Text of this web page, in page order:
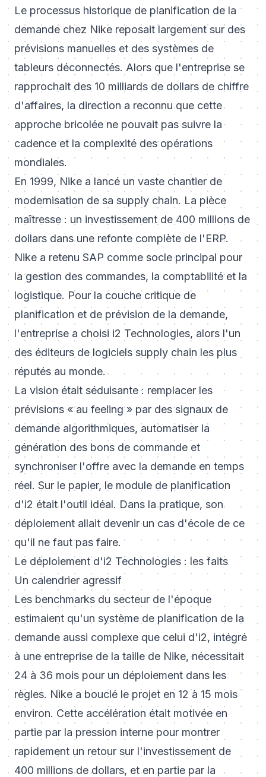
Le processus historique de planification de la
demande chez Nike reposait largement sur des
prévisions manuelles et des systèmes de
tableurs déconnectés. Alors que l'entreprise se
rapprochait des 10 milliards de dollars de chiffre
d'affaires, la direction a reconnu que cette
approche bricolée ne pouvait pas suivre la
cadence et la complexité des opérations
mondiales.
En 1999, Nike a lancé un vaste chantier de
modernisation de sa supply chain. La pièce
maîtresse : un investissement de 400 millions de
dollars dans une refonte complète de l'ERP.
Nike a retenu SAP comme socle principal pour
la gestion des commandes, la comptabilité et la
logistique. Pour la couche critique de
planification et de prévision de la demande,
l'entreprise a choisi i2 Technologies, alors l'un
des éditeurs de logiciels supply chain les plus
réputés au monde.
La vision était séduisante : remplacer les
prévisions « au feeling » par des signaux de
demande algorithmiques, automatiser la
génération des bons de commande et
synchroniser l'offre avec la demande en temps
réel. Sur le papier, le module de planification
d'i2 était l'outil idéal. Dans la pratique, son
déploiement allait devenir un cas d'école de ce
qu'il ne faut pas faire.
Le déploiement d'i2 Technologies : les faits
Un calendrier agressif
Les benchmarks du secteur de l'époque
estimaient qu'un système de planification de la
demande aussi complexe que celui d'i2, intégré
à une entreprise de la taille de Nike, nécessitait
24 à 36 mois pour un déploiement dans les
règles. Nike a bouclé le projet en 12 à 15 mois
environ. Cette accélération était motivée en
partie par la pression interne pour montrer
rapidement un retour sur l'investissement de
400 millions de dollars, et en partie par la